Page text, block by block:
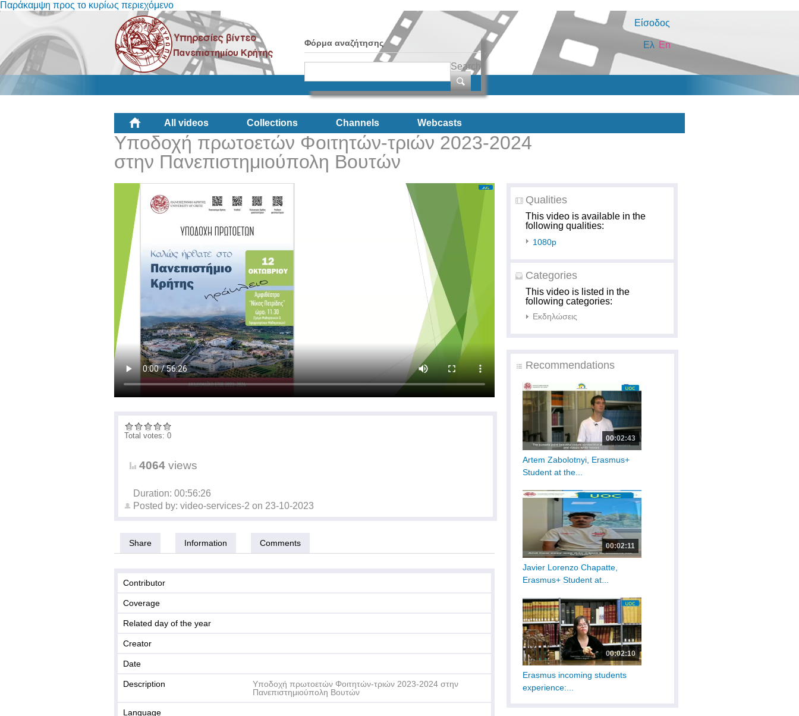
Παράκαμψη προς το κυρίως περιεχόμενο
Είσοδος
Φόρμα αναζήτησης
Search
En
Ελ
All videos Collections Channels Webcasts
Υποδοχή πρωτοετών Φοιτητών-τριών 2023-2024
στην Πανεπιστημιούπολη Βουτών
Qualities
This video is available in the
following qualities:
1080p
Categories
This video is listed in the
following categories:
Εκδηλώσεις
Recommendations
00:02:43
Artem Zabolotnyi, Erasmus+
Student at the...
00:02:11
Javier Lorenzo Chapatte,
Erasmus+ Student at...
00:02:10
Erasmus incoming students
experience:...
Total votes: 0
4064 views
Duration: 00:56:26
Posted by: video-services-2 on 23-10-2023
Share Information Comments
Contributor
Coverage
Related day of the year
Creator
Date
Description
Υποδοχή πρωτοετών Φοιτητών-τριών 2023-2024 στην
Πανεπιστημιούπολη Βουτών
Language